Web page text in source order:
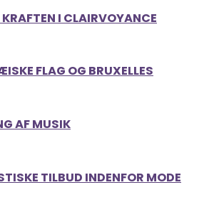
I CLAIRVOYANCE
FLAG OG BRUXELLES
AF MUSIK
TILBUD INDENFOR MODE